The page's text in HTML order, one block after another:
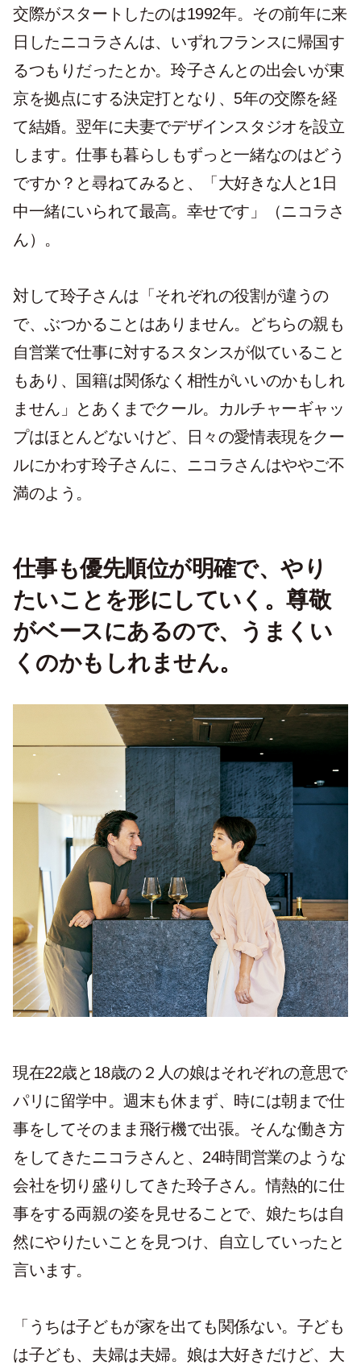
交際がスタートしたのは1992年。その前年に来
日したニコラさんは、いずれフランスに帰国す
るつもりだったとか。玲子さんとの出会いが東
京を拠点にする決定打となり、5年の交際を経
て結婚。翌年に夫妻でデザインスタジオを設立
します。仕事も暮らしもずっと一緒なのはどう
ですか？と尋ねてみると、「大好きな人と1日
中一緒にいられて最高。幸せです」（ニコラさ
ん）。
対して玲子さんは「それぞれの役割が違うの
で、ぶつかることはありません。どちらの親も
自営業で仕事に対するスタンスが似ていること
もあり、国籍は関係なく相性がいいのかもしれ
ません」とあくまでクール。カルチャーギャッ
プはほとんどないけど、日々の愛情表現をクー
ルにかわす玲子さんに、ニコラさんはややご不
満のよう。
仕事も優先順位が明確で、やり
たいことを形にしていく。尊敬
がベースにあるので、うまくい
くのかもしれません。
現在22歳と18歳の２人の娘はそれぞれの意思で
パリに留学中。週末も休まず、時には朝まで仕
事をしてそのまま飛行機で出張。そんな働き方
をしてきたニコラさんと、24時間営業のような
会社を切り盛りしてきた玲子さん。情熱的に仕
事をする両親の姿を見せることで、娘たちは自
然にやりたいことを見つけ、自立していったと
言います。
「うちは子どもが家を出ても関係ない。子ども
は子ども、夫婦は夫婦。娘は大好きだけど、大